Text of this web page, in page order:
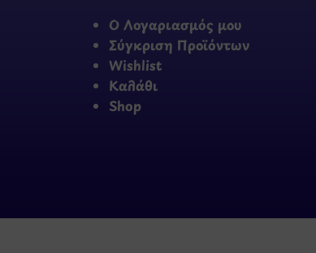
Ο Λογαριασμός μου
Σύγκριση Προϊόντων
Wishlist
Καλάθι
Shop